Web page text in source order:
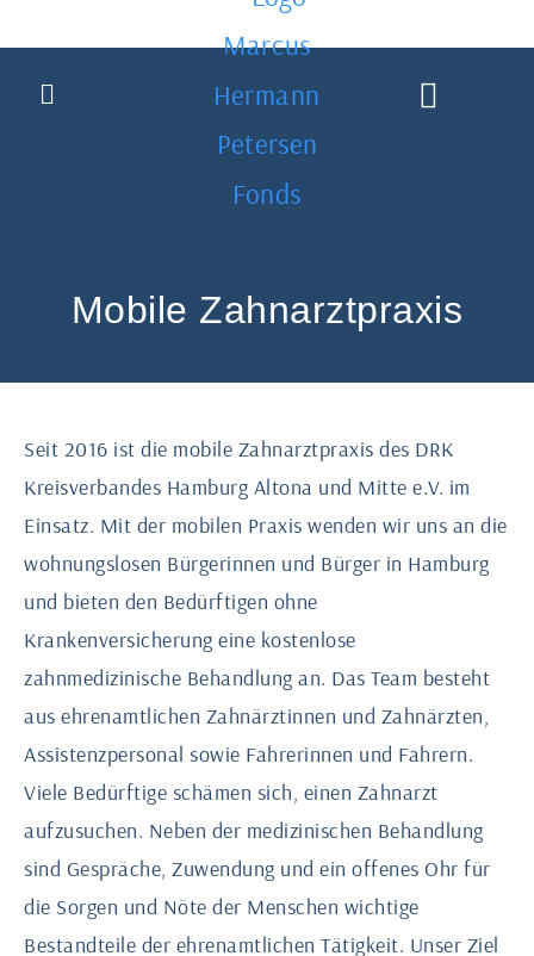
Mobile Zahnarztpraxis
Seit 2016 ist die mobile Zahnarztpraxis des DRK
Kreisverbandes Hamburg Altona und Mitte e.V. im
Einsatz. Mit der mobilen Praxis wenden wir uns an die
wohnungslosen Bürgerinnen und Bürger in Hamburg
und bieten den Bedürftigen ohne
Krankenversicherung eine kostenlose
zahnmedizinische Behandlung an. Das Team besteht
aus ehrenamtlichen Zahnärztinnen und Zahnärzten,
Assistenzpersonal sowie Fahrerinnen und Fahrern.
Viele Bedürftige schämen sich, einen Zahnarzt
aufzusuchen. Neben der medizinischen Behandlung
sind Gespräche, Zuwendung und ein offenes Ohr für
die Sorgen und Nöte der Menschen wichtige
Bestandteile der ehrenamtlichen Tätigkeit. Unser Ziel